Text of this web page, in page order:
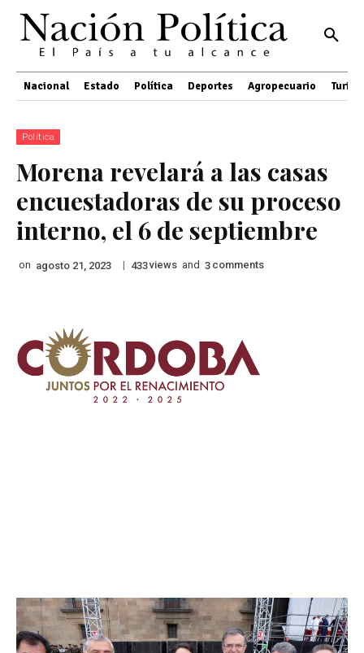
Nacional Estado Política Deportes Agropecuario
Política
Morena revelará a las casas
encuestadoras de su proceso
interno, el 6 de septiembre
on agosto 21, 2023 | 433views and 3 comments